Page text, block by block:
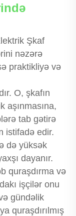
Şkaf
nəzərə
praktikliyə və
O, şkafın
aşınmasına,
tab gətirə
istifadə edir.
də yüksək
dayanır.
quraşdırma və
işçilər onu
gündəlik
quraşdırılmış